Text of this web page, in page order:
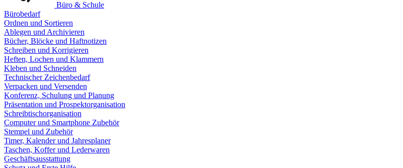
Büro & Schule
Bürobedarf
Ordnen und Sortieren
Ablegen und Archivieren
Bücher, Blöcke und Haftnotizen
Schreiben und Korrigieren
Heften, Lochen und Klammern
Kleben und Schneiden
Technischer Zeichenbedarf
Verpacken und Versenden
Konferenz, Schulung und Planung
Präsentation und Prospektorganisation
Schreibtischorganisation
Computer und Smartphone Zubehör
Stempel und Zubehör
Timer, Kalender und Jahresplaner
Taschen, Koffer und Lederwaren
Geschäftsausstattung